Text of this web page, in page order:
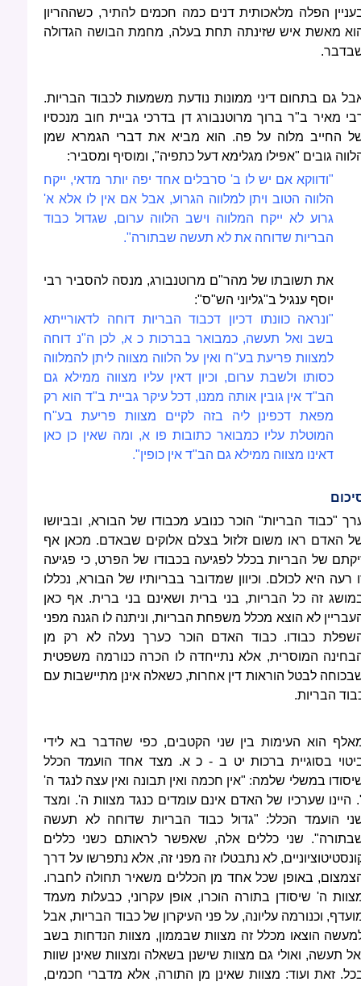
הפלה מלאכותית דנים כמה חכמים להתיר, כשההריון
מאשת איש שזינתה תחת בעלה, מחמת הבושה הגדולה
גם בתחום דיני ממונות נודעת משמעות לכבוד הבריות.
מאיר ב"ר ברוך מרוטנבורג דן בדרכי גביית חוב מנכסיו
החייב מלוה על פה. הוא מביא את דברי הגמרא שמן
גובים "אפילו מגלימא דעל כתפיה", ומוסיף ומסביר:
"ודווקא אם יש לו ב' סרבלים אחד יפה יותר מדאי, ייקח
הלווה הטוב ויתן למלווה הגרוע, אבל אם אין לו אלא א'
גרוע לא ייקח המלווה וישב הלווה ערום, שגדול כבוד
הבריות שדוחה את לא תעשה שבתורה".
את תשובתו של מהר"ם מרוטנבורג, מנסה להסביר רבי
יוסף ענגיל ב"גליוני הש"ס":
"ונראה כוונתו דכיון דכבוד הבריות דוחה לדאורייתא
בשב ואל תעשה, כמבואר בברכות כ א, לכן ה"נ דוחה
למצוות פריעת בע"ח ואין על הלווה מצווה ליתן להמלווה
כסותו ולשבת ערום, וכיון דאין עליו מצווה ממילא גם
הב"ד אין גובין אותה ממנו, דכל עיקר גביית ב"ד הוא רק
מפאת דכפינן ליה בזה לקיים מצוות פריעת בע"ח
המוטלת עליו כמבואר כתובות פו א, ומה שאין כן כאן
דאינו מצווה ממילא גם הב"ד אין כופין".
"כבוד הבריות" הוכר כנובע מכבודו של הבורא, ובביושו
האדם ראו משום זלזול בצלם אלוקים שבאדם. מכאן אף
של הבריות בכלל לפגיעה בכבודו של הפרט, כי פגיעה
רעה היא לכולם. וכיוון שמדובר בבריותיו של הבורא, נכללו
זה כל הבריות, בני ברית ושאינם בני ברית. אף כאן
לא הוצא מכלל משפחת הבריות, וניתנה לו הגנה מפני
כבודו. כבוד האדם הוכר כערך נעלה לא רק מן
המוסרית, אלא נתייחדה לו הכרה כנורמה משפטית
לבטל הוראות דין אחרות, כשאלה אינן מתיישבות עם
הבריות.
הוא העימות בין שני הקטבים, כפי שהדבר בא לידי
בסוגיית ברכות יט ב - כ א. מצד אחד הועמד הכלל
במשלי שלמה: "אין חכמה ואין תבונה ואין עצה לנגד ה'
היינו שערכיו של האדם אינם עומדים כנגד מצוות ה'. ומצד
הועמד הכלל: "גדול כבוד הבריות שדוחה לא תעשה
שני כללים אלה, שאפשר לראותם כשני כללים
לא נתבטלו זה מפני זה, אלא נתפרשו על דרך
באופן שכל אחד מן הכללים משאיר תחולה לחברו.
ה' שיסודן בתורה הוכרו, אופן עקרוני, כבעלות מעמד
וכנורמה עליונה, על פני העיקרון של כבוד הבריות, אבל
הוצאו מכלל זה מצוות שבממון, מצוות הנדחות בשב
תעשה, ואולי גם מצוות שישנן בשאלה ומצוות שאינן שוות
זאת ועוד: מצוות שאינן מן התורה, אלא מדברי חכמים,